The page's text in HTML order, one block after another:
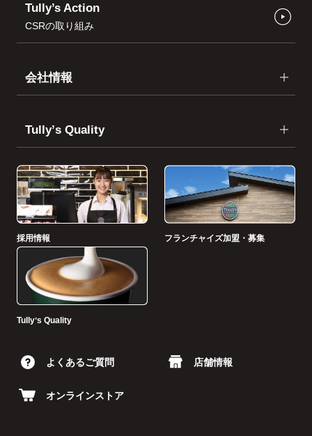
Tully’s Action
CSRの取り組み
会社情報
Tullyʼs Quality
採用情報 フランチャイズ加盟・募集
Tullyʼs Quality
よくあるご質問 店舗情報
オンラインストア